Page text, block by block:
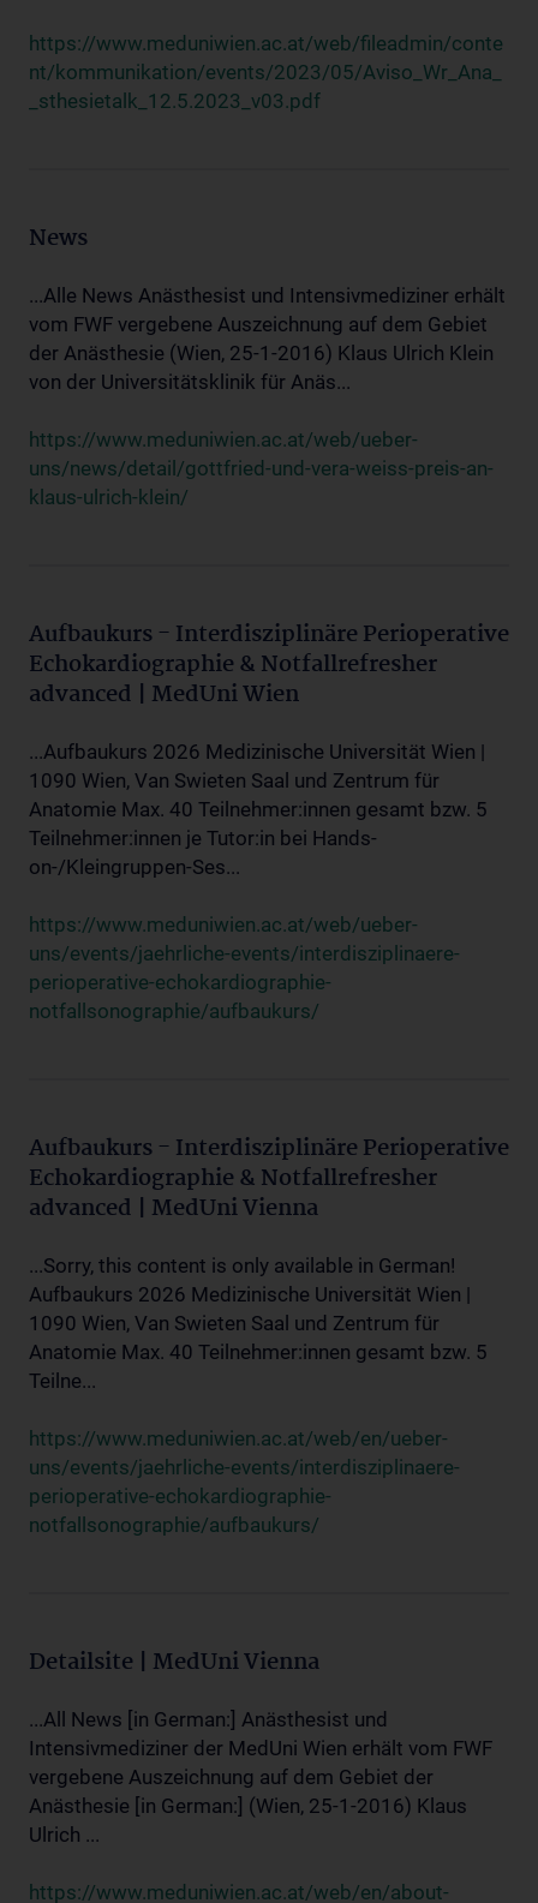
https://www.meduniwien.ac.at/web/fileadmin/conte
nt/kommunikation/events/2023/05/Aviso_Wr_Ana_
_sthesietalk_12.5.2023_v03.pdf
News
...Alle News Anästhesist und Intensivmediziner erhält
vom FWF vergebene Auszeichnung auf dem Gebiet
der Anästhesie (Wien, 25-1-2016) Klaus Ulrich Klein
von der Universitätsklinik für Anäs...
https://www.meduniwien.ac.at/web/ueber-
uns/news/detail/gottfried-und-vera-weiss-preis-an-
klaus-ulrich-klein/
Aufbaukurs - Interdisziplinäre Perioperative
Echokardiographie & Notfallrefresher
advanced | MedUni Wien
...Aufbaukurs 2026 Medizinische Universität Wien |
1090 Wien, Van Swieten Saal und Zentrum für
Anatomie Max. 40 Teilnehmer:innen gesamt bzw. 5
Teilnehmer:innen je Tutor:in bei Hands-
on-/Kleingruppen-Ses...
https://www.meduniwien.ac.at/web/ueber-
uns/events/jaehrliche-events/interdisziplinaere-
perioperative-echokardiographie-
notfallsonographie/aufbaukurs/
Aufbaukurs - Interdisziplinäre Perioperative
Echokardiographie & Notfallrefresher
advanced | MedUni Vienna
...Sorry, this content is only available in German!
Aufbaukurs 2026 Medizinische Universität Wien |
1090 Wien, Van Swieten Saal und Zentrum für
Anatomie Max. 40 Teilnehmer:innen gesamt bzw. 5
Teilne...
https://www.meduniwien.ac.at/web/en/ueber-
uns/events/jaehrliche-events/interdisziplinaere-
perioperative-echokardiographie-
notfallsonographie/aufbaukurs/
Detailsite | MedUni Vienna
...All News [in German:] Anästhesist und
Intensivmediziner der MedUni Wien erhält vom FWF
vergebene Auszeichnung auf dem Gebiet der
Anästhesie [in German:] (Wien, 25-1-2016) Klaus
Ulrich ...
https://www.meduniwien.ac.at/web/en/about-